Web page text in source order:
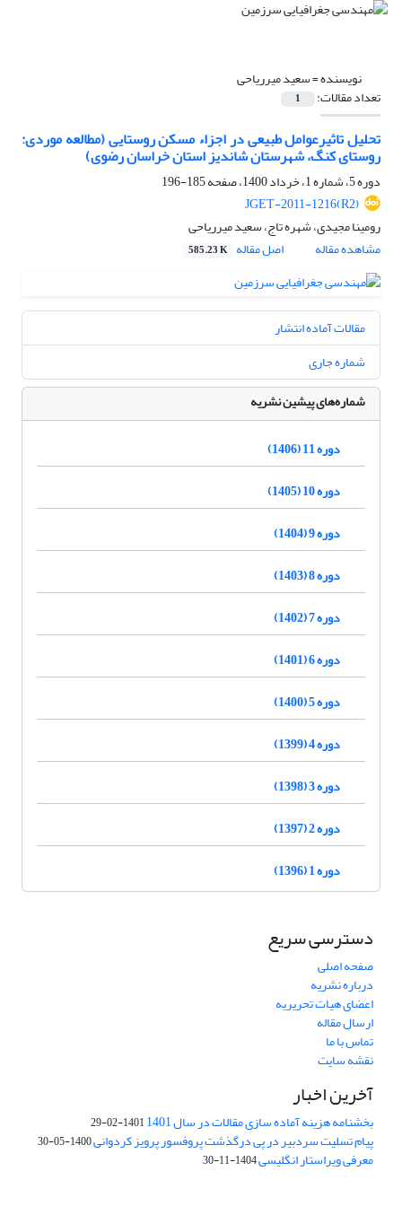
نویسنده =سعید میرریاحی
تعداد مقالات: 1
تحلیل تاثیرعوامل طبیعی در اجزاء مسکن روستایی (مطالعه موردی:
روستای کنگ، شهرستان شاندیز استان خراسان رضوی)
دوره 5، شماره 1، خرداد 1400، صفحه
185-196
JGET-2011-1216(R2)
رومینا مجیدی، شهره تاج، سعید میرریاحی
مشاهده مقاله
اصل مقاله 585.23 K
مقالات آماده انتشار
شماره جاری
شماره‌های پیشین نشریه
دوره 11 (1406)
دوره 10 (1405)
دوره 9 (1404)
دوره 8 (1403)
دوره 7 (1402)
دوره 6 (1401)
دوره 5 (1400)
دوره 4 (1399)
دوره 3 (1398)
دوره 2 (1397)
دوره 1 (1396)
دسترسی سریع
صفحه اصلی
درباره نشریه
اعضای هیات تحریریه
ارسال مقاله
تماس با ما
نقشه سایت
آخرین اخبار
بخشنامه هزینه آماده سازی مقالات در سال 1401 1401-02-29
پیام تسلیت سردبیر در پی درگذشت پروفسور پرویز کردوانی1400-05-30
معرفی ویراستار انگلیسی1404-11-30